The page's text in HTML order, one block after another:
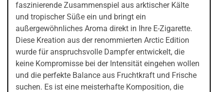
faszinierende Zusammenspiel aus arktischer Kälte
und tropischer Süße ein und bringt ein
außergewöhnliches Aroma direkt in Ihre E-Zigarette.
Diese Kreation aus der renommierten Arctic Edition
wurde für anspruchsvolle Dampfer entwickelt, die
keine Kompromisse bei der Intensität eingehen wollen
und die perfekte Balance aus Fruchtkraft und Frische
suchen. Es ist eine meisterhafte Komposition, die